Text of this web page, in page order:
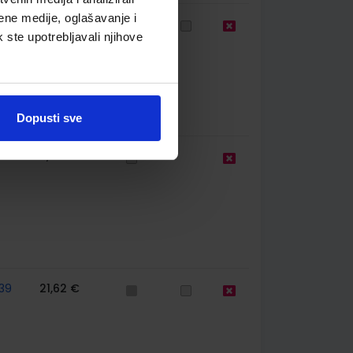
medije, oglašavanje i
ste upotrebljavali njihove
Dopusti sve
13,00 €
9,50 €
21,62 €